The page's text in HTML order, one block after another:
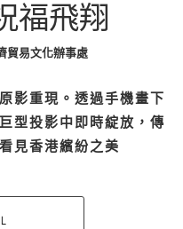
福飛翔
貿易文化辦事處
影重現。透過手機畫下
型投影中即時綻放，傳
見香港繽紛之美